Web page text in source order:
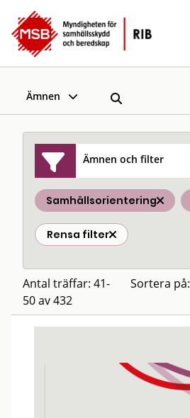
Ämnen
Ämnen och filter
Samhällsorientering
Rensa filter
Antal träffar: 41-
50 av 432
Sortera på: